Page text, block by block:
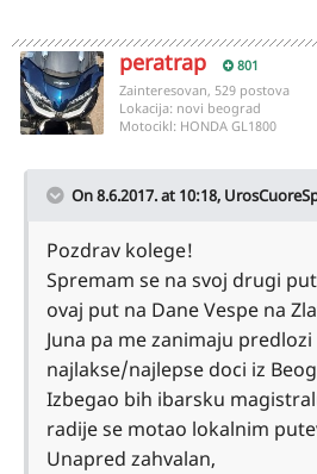
peratrap 801
Zainteresovan, 529 postova
Lokacija: novi beograd
Motocikl: HONDA GL1800
On 8.6.2017. at 10:18,
Pozdrav kolege!
Spremam se na svoj drugi
ovaj put na Dane Vespe na
Juna pa me zanimaju
najlakse/najlepse doci iz
Izbegao bih ibarsku
radije se motao lokalnim
Unapred zahvalan,